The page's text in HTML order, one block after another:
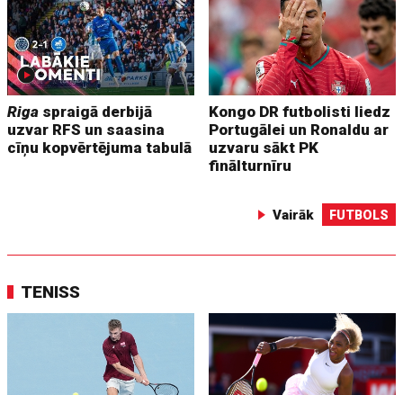
Riga spraigā derbijā
uzvar RFS un saasina
cīņu kopvērtējuma tabulā
Kongo DR futbolisti liedz
Portugālei un Ronaldu ar
uzvaru sākt PK
finālturnīru
Vairāk FUTBOLS
TENISS